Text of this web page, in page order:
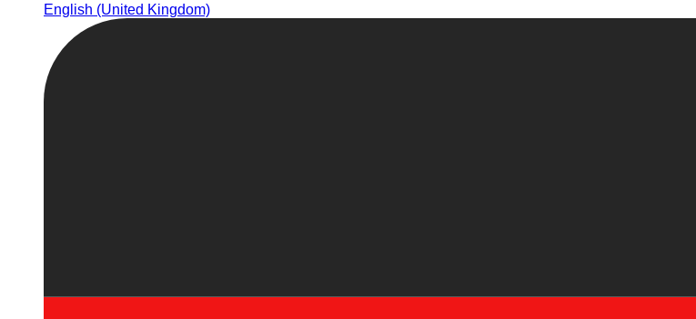
English (United Kingdom)